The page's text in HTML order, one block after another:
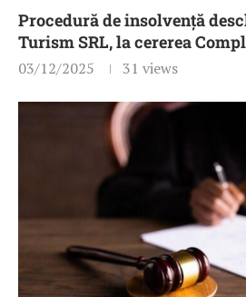
Procedură de insolvență
Turism SRL, la cererea
03/12/2025 31 views